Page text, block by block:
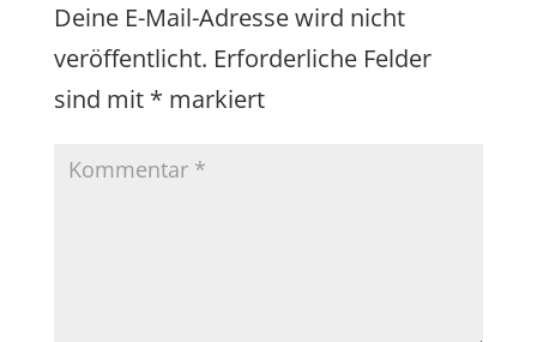
Deine E-Mail-Adresse wird nicht
veröffentlicht. Erforderliche Felder
sind mit * markiert